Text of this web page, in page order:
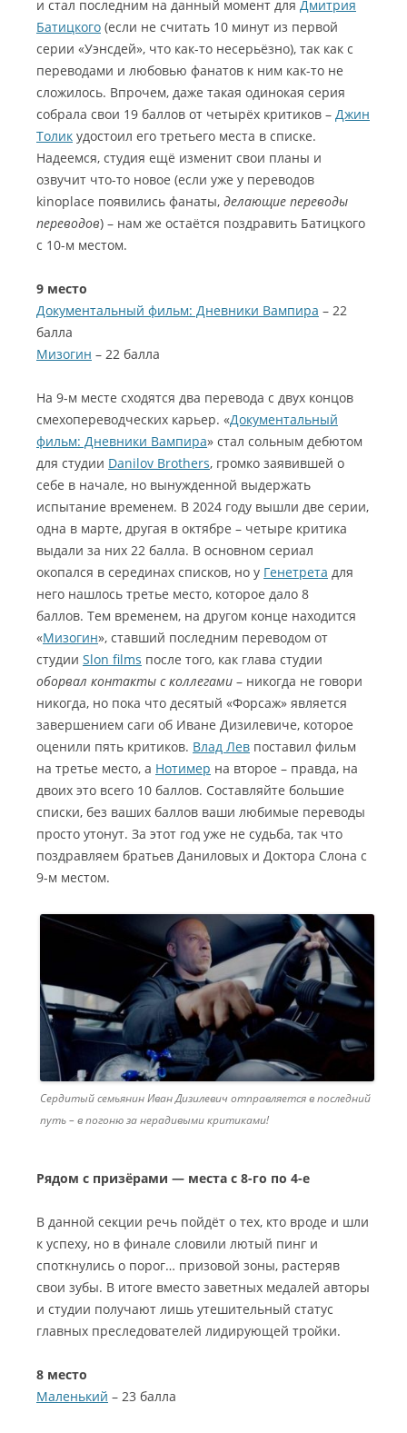
и стал последним на данный момент для Дмитрия
Батицкого (если не считать 10 минут из первой
серии «Уэнсдей», что как-то несерьёзно), так как с
переводами и любовью фанатов к ним как-то не
сложилось. Впрочем, даже такая одинокая серия
собрала свои 19 баллов от четырёх критиков – Джин
Толик удостоил его третьего места в списке.
Надеемся, студия ещё изменит свои планы и
озвучит что-то новое (если уже у переводов
kinoplace появились фанаты, делающие переводы
переводов) – нам же остаётся поздравить Батицкого
с 10-м местом.
9 место
Документальный фильм: Дневники Вампира – 22
балла
Мизогин – 22 балла
На 9-м месте сходятся два перевода с двух концов
смехопереводческих карьер. «Документальный
фильм: Дневники Вампира» стал сольным дебютом
для студии Danilov Brothers, громко заявившей о
себе в начале, но вынужденной выдержать
испытание временем. В 2024 году вышли две серии,
одна в марте, другая в октябре – четыре критика
выдали за них 22 балла. В основном сериал
окопался в серединах списков, но у Генетрета для
него нашлось третье место, которое дало 8
баллов. Тем временем, на другом конце находится
«Мизогин», ставший последним переводом от
студии Slon films после того, как глава студии
оборвал контакты с коллегами – никогда не говори
никогда, но пока что десятый «Форсаж» является
завершением саги об Иване Дизилевиче, которое
оценили пять критиков. Влад Лев поставил фильм
на третье место, а Нотимер на второе – правда, на
двоих это всего 10 баллов. Составляйте большие
списки, без ваших баллов ваши любимые переводы
просто утонут. За этот год уже не судьба, так что
поздравляем братьев Даниловых и Доктора Слона с
9-м местом.
Сердитый семьянин Иван Дизилевич отправляется в последний
путь – в погоню за нерадивыми критиками!
Рядом с призёрами — места с 8-го по 4-е
В данной секции речь пойдёт о тех, кто вроде и шли
к успеху, но в финале словили лютый пинг и
споткнулись о порог… призовой зоны, растеряв
свои зубы. В итоге вместо заветных медалей авторы
и студии получают лишь утешительный статус
главных преследователей лидирующей тройки.
8 место
Маленький – 23 балла